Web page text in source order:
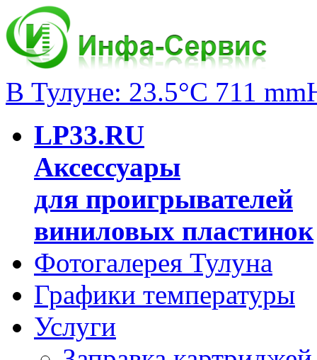
В Тулуне: 23.5°C 711
LP33.RU
Аксессуары
для проигрывателей
виниловых пластинок
Фотогалерея Тулуна
Графики температуры
Услуги